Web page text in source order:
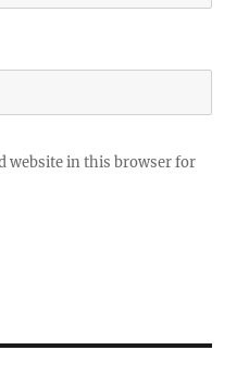
website in this browser for